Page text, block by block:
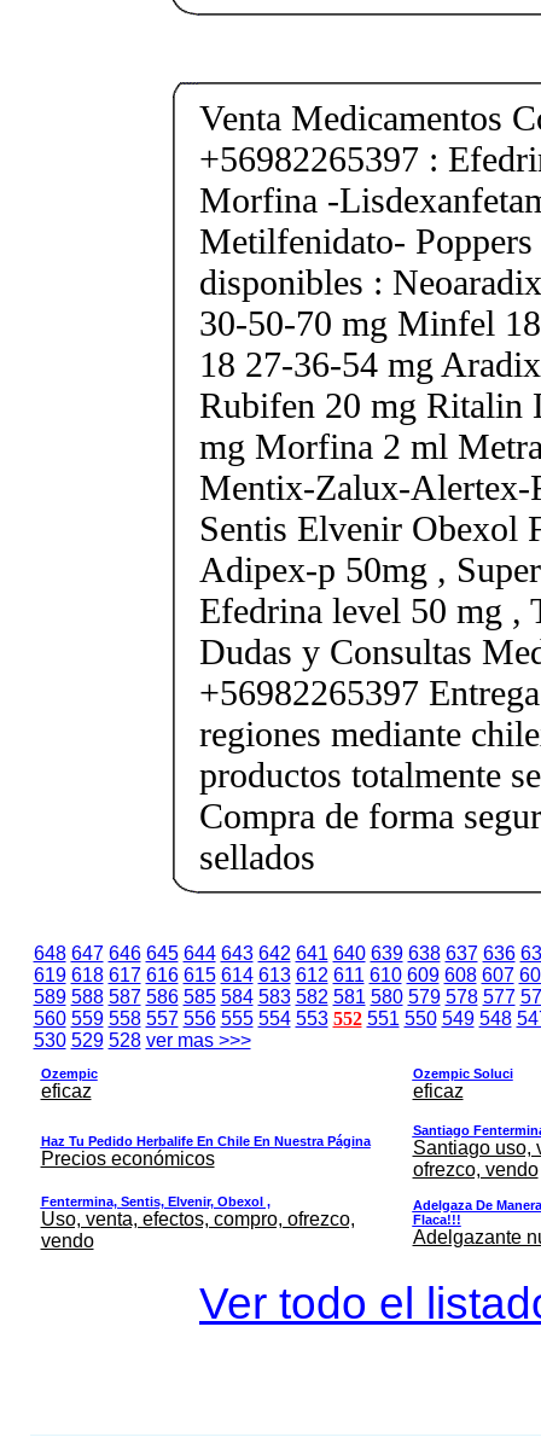
Venta Medicamentos
+56982265397 :
Morfina -
Metilfenidato-
disponibles :
30-50-70 mg Minfel
18 27-36-54 mg
Rubifen 20 mg Ritalin
mg Morfina 2 ml
Mentix-Zalux-Alertex-
Sentis Elvenir Obexol
Adipex-p 50mg ,
Efedrina level 50 mg ,
Dudas y Consultas
+56982265397
regiones mediante
productos totalmente
Compra de forma
sellados
648 647 646 645 644 643 642 641 640 639 638 637 636
619 618 617 616 615 614 613 612 611 610 609 608 607
589 588 587 586 585 584 583 582 581 580 579 578 577
560 559 558 557 556 555 554 553 552 551 550 549 548
530 529 528 ver mas >>>
Ozempic
eficaz
Ozempic Soluci
eficaz
Haz Tu Pedido Herbalife En Chile En Nuestra Página
Precios económicos
Santiago
Santiago uso,
ofrezco, vendo
Fentermina, Sentis, Elvenir, Obexol ,
Uso, venta, efectos, compro, ofrezco,
vendo
Adelgaza De
Flaca!!!
Adelgazante
Ver todo el